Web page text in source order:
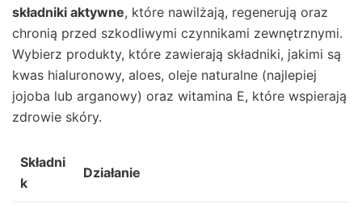
składniki aktywne, które nawilżają, regenerują oraz
chronią przed szkodliwymi czynnikami zewnętrznymi.
Wybierz produkty, które zawierają składniki, jakimi są
kwas hialuronowy, aloes, oleje naturalne (najlepiej
jojoba lub arganowy) oraz witamina E, które wspierają
zdrowie skóry.
Składni
k
Działanie